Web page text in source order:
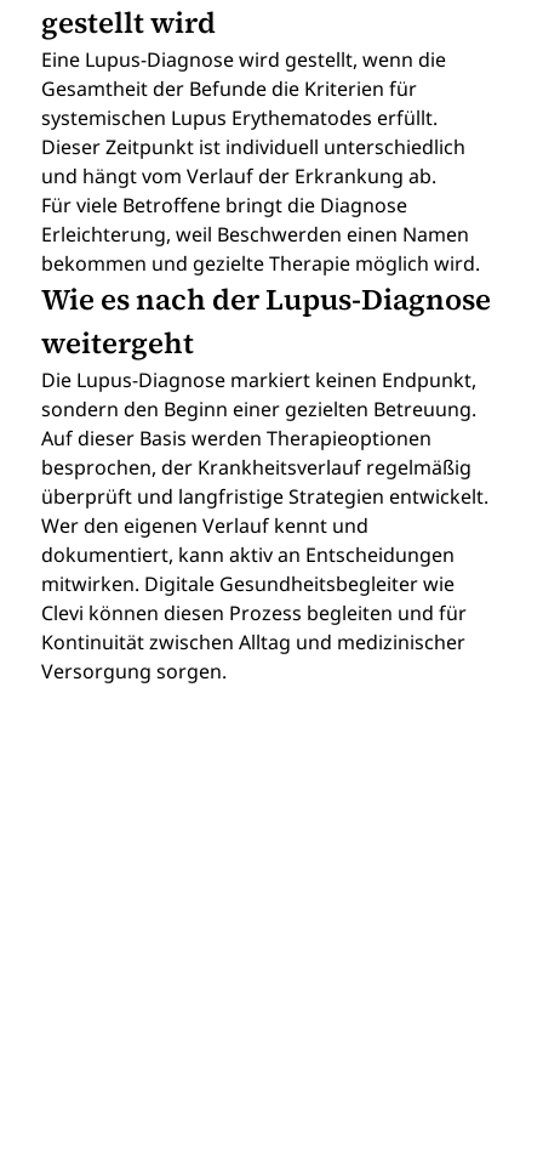
gestellt wird
Eine Lupus-Diagnose wird gestellt, wenn die
Gesamtheit der Befunde die Kriterien für
systemischen Lupus Erythematodes erfüllt.
Dieser Zeitpunkt ist individuell unterschiedlich
und hängt vom Verlauf der Erkrankung ab.
Für viele Betroffene bringt die Diagnose
Erleichterung, weil Beschwerden einen Namen
bekommen und gezielte Therapie möglich wird.
Wie es nach der Lupus-Diagnose
weitergeht
Die Lupus-Diagnose markiert keinen Endpunkt,
sondern den Beginn einer gezielten Betreuung.
Auf dieser Basis werden Therapieoptionen
besprochen, der Krankheitsverlauf regelmäßig
überprüft und langfristige Strategien entwickelt.
Wer den eigenen Verlauf kennt und
dokumentiert, kann aktiv an Entscheidungen
mitwirken. Digitale Gesundheitsbegleiter wie
Clevi können diesen Prozess begleiten und für
Kontinuität zwischen Alltag und medizinischer
Versorgung sorgen.